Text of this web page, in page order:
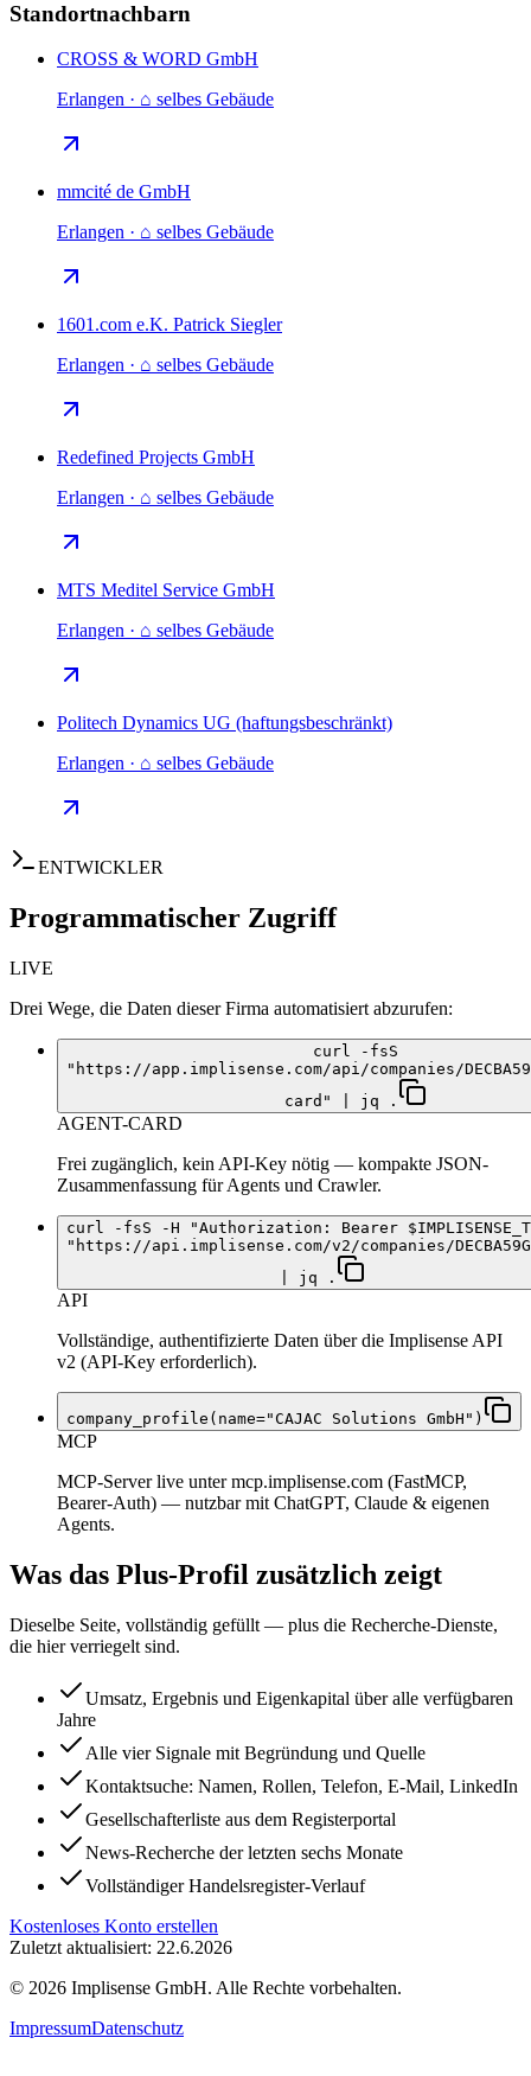
Standortnachbarn
CROSS & WORD GmbH
Erlangen · ⌂ selbes Gebäude
mmcité de GmbH
Erlangen · ⌂ selbes Gebäude
1601.com e.K. Patrick Siegler
Erlangen · ⌂ selbes Gebäude
Redefined Projects GmbH
Erlangen · ⌂ selbes Gebäude
MTS Meditel Service GmbH
Erlangen · ⌂ selbes Gebäude
Politech Dynamics UG (haftungsbeschränkt)
Erlangen · ⌂ selbes Gebäude
ENTWICKLER
Programmatischer Zugriff
LIVE
Drei Wege, die Daten dieser Firma automatisiert abzurufen:
curl -fsS
"https://app.implisense.com/api/companies/
card" | jq .
AGENT-CARD
Frei zugänglich, kein API-Key nötig — kompakte JSON-
Zusammenfassung für Agents und Crawler.
curl -fsS -H "Authorization: Bearer
"https://api.implisense.com/v2/companies/
| jq .
API
Vollständige, authentifizierte Daten über die Implisense API
v2 (API-Key erforderlich).
company_profile(name="CAJAC Solutions GmbH")
MCP
MCP-Server live unter mcp.implisense.com (FastMCP,
Bearer-Auth) — nutzbar mit ChatGPT, Claude & eigenen
Agents.
Was das Plus-Profil zusätzlich zeigt
Dieselbe Seite, vollständig gefüllt — plus die Recherche-Dienste,
die hier verriegelt sind.
Umsatz, Ergebnis und Eigenkapital über alle verfügbaren
Jahre
Alle vier Signale mit Begründung und Quelle
Kontaktsuche: Namen, Rollen, Telefon, E-Mail, LinkedIn
Gesellschafterliste aus dem Registerportal
News-Recherche der letzten sechs Monate
Vollständiger Handelsregister-Verlauf
Kostenloses Konto erstellen
Zuletzt aktualisiert: 22.6.2026
© 2026 Implisense GmbH. Alle Rechte vorbehalten.
ImpressumDatenschutz